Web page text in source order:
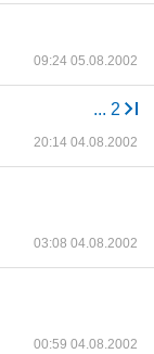
09:24 05.08.2002
... 2
20:14 04.08.2002
03:08 04.08.2002
00:59 04.08.2002